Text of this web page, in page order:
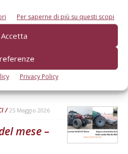
Per saperne di più su questi scopi
Accetta
Privacy Policy
25 Maggio 2026
BT 300 e
300
con all’attivo una stagione
25 Maggio 2026
mese –